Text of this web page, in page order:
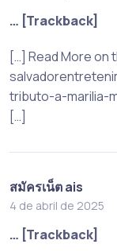
… [Trackback]
[…] Read More on
tributo-a-marilia-
[…]
สมัครเน็ต ais
4 de abril de 2025
… [Trackback]